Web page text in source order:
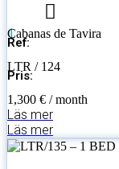
1
Cabanas de Tavira
Ref:
LTR / 124
Pris:
1,300 € / month
Läs mer
Läs mer